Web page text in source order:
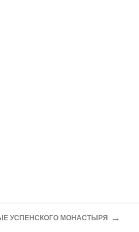
УСПЕНСКОГО МОНАСТЫРЯ →